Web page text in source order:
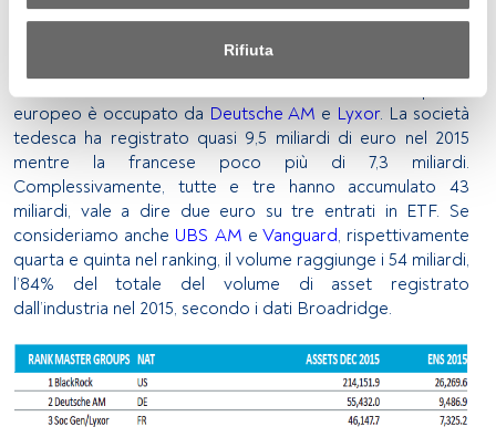
Utilizzo di dati di localizzazione geografica precisi. Analisi
attiva delle caratteristiche del dispositivo per la sua
identificazione. Memorizzazione delle informazioni su un
dispositivo e/o accesso alle stesse. Pubblicità e contenuti
personalizzati, misurazione della pubblicità e dei
contenuti, ricerca sul pubblico e sviluppo di servizi.
Elenco dei partner (fornitori)
Rifiuta
delle maggiori SGR del mondo per asset sono società che
vendono prodotti indicizzati. In Europa, quattro delle
europeo è occupato da Deutsche AM e Lyxor. La società
tedesca ha registrato quasi 9,5 miliardi di euro nel 2015
mentre la francese poco più di 7,3 miliardi.
Complessivamente, tutte e tre hanno accumulato 43
miliardi, vale a dire due euro su tre entrati in ETF. Se
consideriamo anche UBS AM e Vanguard, rispettivamente
quarta e quinta nel ranking, il volume raggiunge i 54 miliardi,
l’84% del totale del volume di asset registrato
dall’industria nel 2015, secondo i dati Broadridge.